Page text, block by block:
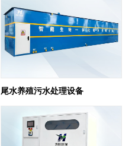
尾水养殖污水处理设备